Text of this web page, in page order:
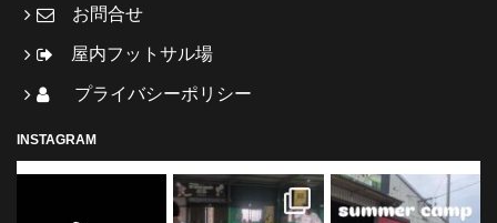
お問合せ
屋内フットサル場
プライバシーポリシー
INSTAGRAM